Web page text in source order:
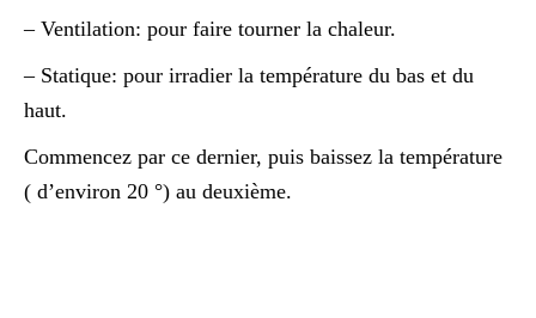
– Ventilation: pour faire tourner la chaleur.
– Statique: pour irradier la température du bas et du
haut.
Commencez par ce dernier, puis baissez la température
( d’environ 20 °) au deuxième.